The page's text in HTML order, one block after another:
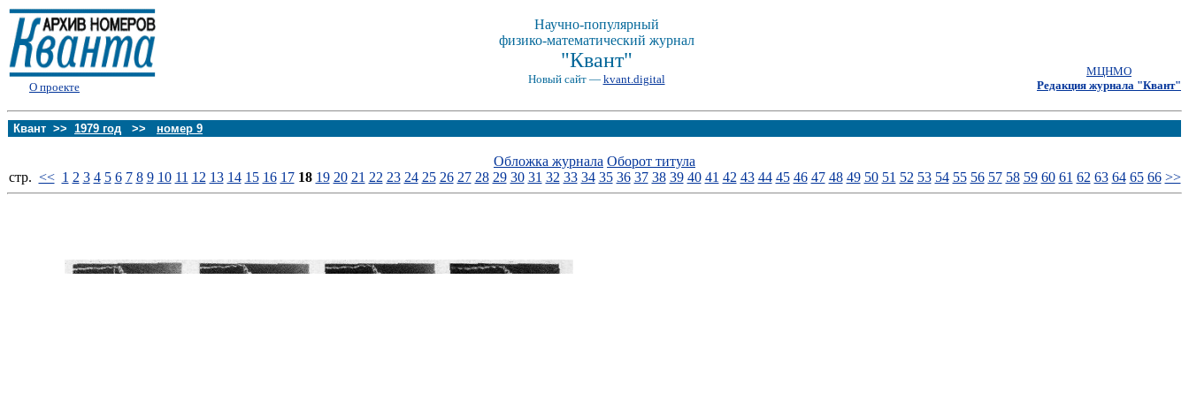
О проекте
Научно-популярный
физико-математический журнал
"Квант"
Новый сайт — kvant.digital
МЦНМО
Редакция журнала "Квант"
Квант >> 1979 год >> номер 9
Обложка журнала Оборот титула
стp. << 1 2 3 4 5 6 7 8 9 10 11 12 13 14 15 16 17 18 19 20 21 22 23 24 25 26 27 28 29 30 31 32 33 34 35 36 37 38 39 40 41 42 43 44 45 46 47 48 49 50 51 52 53 54 55 56 57 58 59 60 61 62 63 64 65 66 >>